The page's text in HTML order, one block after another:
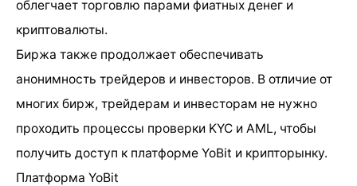
облегчает торговлю парами фиатных денег и
криптовалюты.
Биржа также продолжает обеспечивать
анонимность трейдеров и инвесторов. В отличие от
многих бирж, трейдерам и инвесторам не нужно
проходить процессы проверки KYC и AML, чтобы
получить доступ к платформе YoBit и крипторынку.
Платформа YoBit